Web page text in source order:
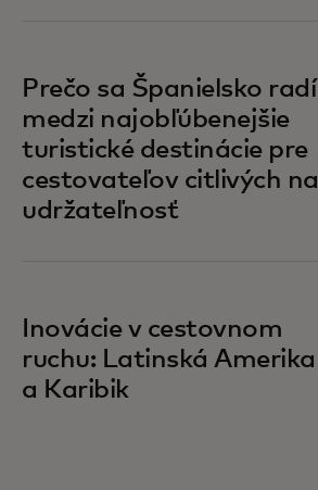
Prečo sa Španielsko radí
medzi najobľúbenejšie
turistické destinácie pre
cestovateľov citlivých na
udržateľnosť
opens in a new tab
Inovácie v cestovnom
ruchu: Latinská Amerika
a Karibik
opens in a new tab